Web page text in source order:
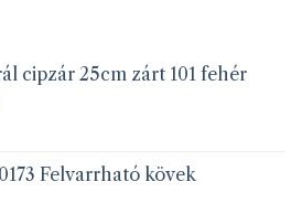
cipzár 25cm zárt 101 fehér
Felvarrható kövek